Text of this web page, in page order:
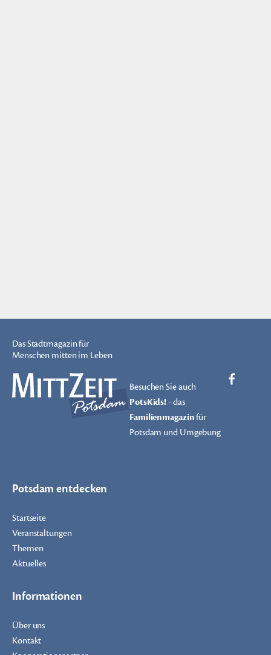
Das Stadtmagazin für
Menschen mitten im Leben
Besuchen Sie auch
PotsKids!- das
Familienmagazinfür
Potsdam und Umgebung
Potsdam entdecken
Startseite
Veranstaltungen
Themen
Aktuelles
Informationen
Über uns
Kontakt